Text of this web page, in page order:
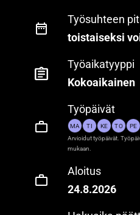
Työsuhteen
toistaiseksi
Työaikatyyppi
Kokoaikainen
Työpäivät
MA TI KE TO PE
Arvioidut työpäivät.
mukaan.
Aloitus
24.8.2026